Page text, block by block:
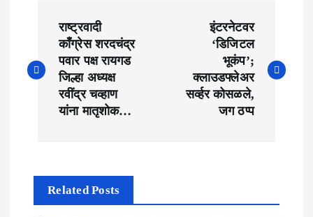
s
v
राष्ट्रवादी
काँग्रेस शरदचंद्र
पवार पक्ष रायगड
जिल्हा अध्यक्ष
रवींद्र चव्हाण
यांना मातृशोक…
इंटरनेटवर
‘डिजिटल
भूकंप’;
क्लाउडफ्लेअर
सर्व्हर कोसळले,
जग ठप्प
Related Posts